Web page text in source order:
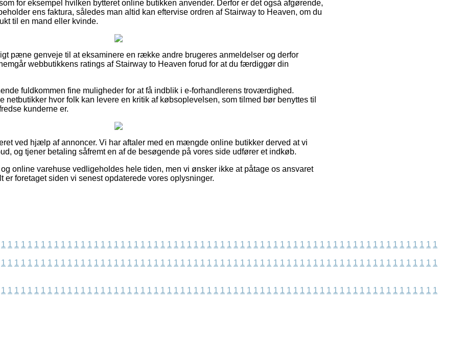
for eksempel hvilken bytteret online butikken anvender. Derfor er det også afgørende,
ens faktura, således man altid kan eftervise ordren af Stairway to Heaven, om du
til en mand eller kvinde.
pæne genveje til at eksaminere en række andre brugeres anmeldelser og derfor
webbutikkens ratings af Stairway to Heaven forud for at du færdiggør din
fuldkommen fine muligheder for at få indblik i e-forhandlerens troværdighed.
netbutikker hvor folk kan levere en kritik af købsoplevelsen, som tilmed bør benyttes til
kunderne er.
ved hjælp af annoncer. Vi har aftaler med en mængde online butikker derved at vi
og tjener betaling såfremt en af de besøgende på vores side udfører et indkøb.
online varehuse vedligeholdes hele tiden, men vi ønsker ikke at påtage os ansvaret
er foretaget siden vi senest opdaterede vores oplysninger.
1 1 1 1 1 1 1 1 1 1 1 1 1 1 1 1 1 1 1 1 1 1 1 1 1 1 1 1 1 1 1 1 1 1 1 1 1 1 1 1 1 1 1 1 1 1 1 1 1 1 1 1 1 1 1 1 1 1 1 1 1 1 1 1 1 1
1 1 1 1 1 1 1 1 1 1 1 1 1 1 1 1 1 1 1 1 1 1 1 1 1 1 1 1 1 1 1 1 1 1 1 1 1 1 1 1 1 1 1 1 1 1 1 1 1 1 1 1 1 1 1 1 1 1 1 1 1 1 1 1 1 1
1 1 1 1 1 1 1 1 1 1 1 1 1 1 1 1 1 1 1 1 1 1 1 1 1 1 1 1 1 1 1 1 1 1 1 1 1 1 1 1 1 1 1 1 1 1 1 1 1 1 1 1 1 1 1 1 1 1 1 1 1 1 1 1 1 1